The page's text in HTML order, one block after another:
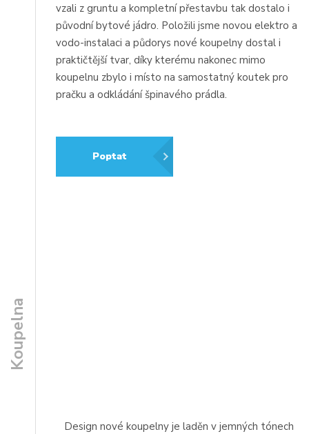
Koupelna
vzali z gruntu a kompletní přestavbu tak dostalo i
původní bytové jádro. Položili jsme novou elektro a
vodo-instalaci a půdorys nové koupelny dostal i
praktičtější tvar, díky kterému nakonec mimo
koupelnu zbylo i místo na samostatný koutek pro
pračku a odkládání špinavého prádla.
Poptat
Design nové koupelny je laděn v jemných tónech